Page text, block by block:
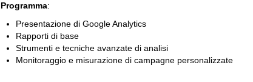
Programma:
Presentazione di Google Analytics
Rapporti di base
Strumenti e tecniche avanzate di analisi
Monitoraggio e misurazione di campagne personalizzate